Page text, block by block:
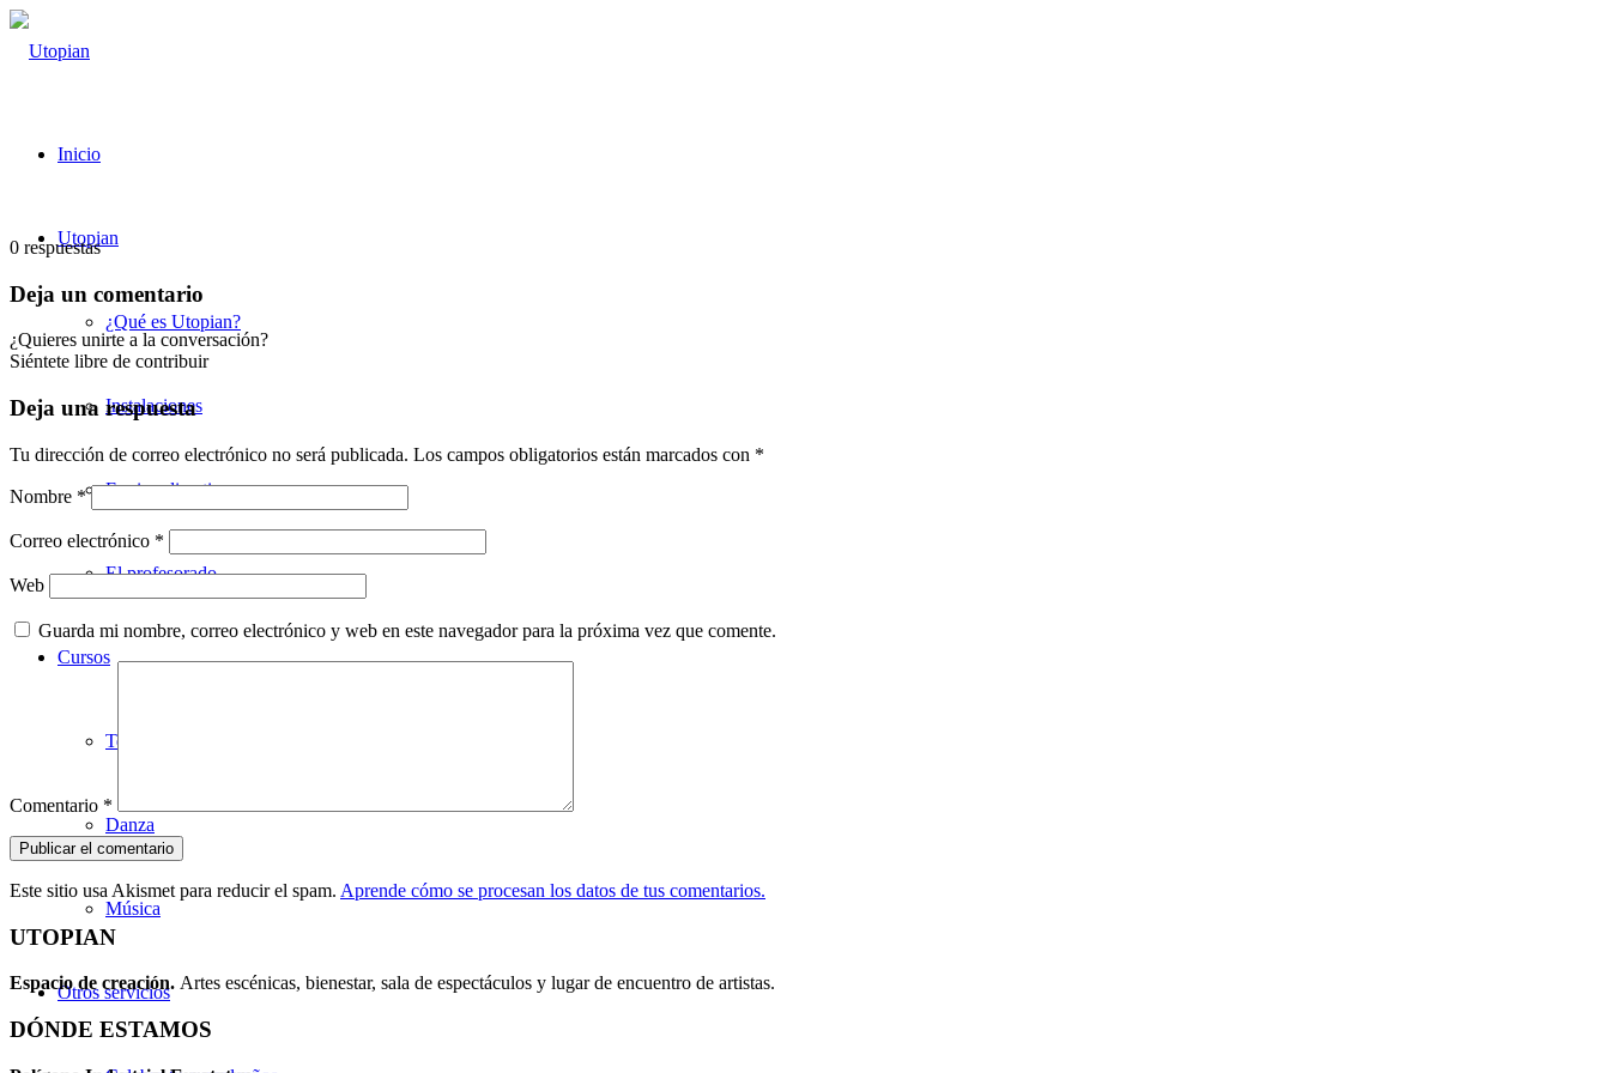
Inicio
Utopian
¿Qué es Utopian?
Instalaciones
Equipo directivo
El profesorado
Cursos
Teatro
Danza
Música
Otros servicios
0 respuestas
Deja un comentario
¿Quieres unirte a la conversación?
Siéntete libre de contribuir
Deja una respuesta
Tu dirección de correo electrónico no será publicada. Los campos obligatorios están marcados con *
Nombre *
Correo electrónico *
Web
Guarda mi nombre, correo electrónico y web en este navegador para la próxima vez que comente.
Comentario *
Este sitio usa Akismet para reducir el spam. Aprende cómo se procesan los datos de tus comentarios.
UTOPIAN
Espacio de creación. Artes escénicas, bienestar, sala de espectáculos y lugar de encuentro de artistas.
DÓNDE ESTAMOS